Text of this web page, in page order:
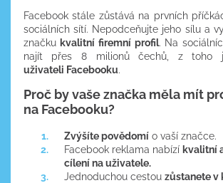
Facebook stále zůstává na prvních
sociálních sítí. Nepodceňujte jeho sílu a
značku kvalitní firemní profil. Na
najít přes 8 milionů čechů, z toho
uživateli Facebooku.
Proč by vaše značka měla mít
na Facebooku?
Zvýšíte povědomí o vaší značce.
Facebook reklama nabízí kvalitní
cílení na uživatele.
Jednoduchou cestouzůstanete v